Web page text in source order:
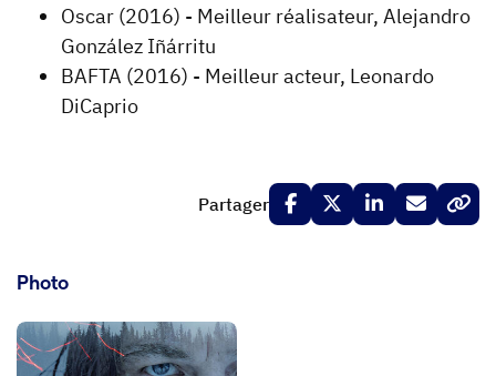
Oscar (2016) - Meilleur réalisateur, Alejandro
González Iñárritu
BAFTA (2016) - Meilleur acteur, Leonardo
DiCaprio
Partager
Photo